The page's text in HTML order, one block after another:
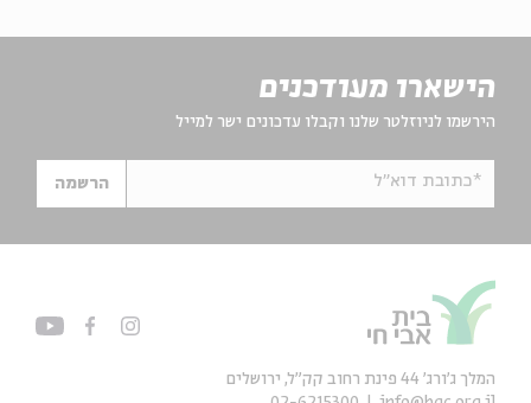
הישארו מעודכנים
הירשמו לניוזלטר שלנו וקבלו עדכונים ישר למייל
*כתובת דוא"ל הרשמה
המלך ג'ורג' 44 פינת רחוב קק״ל, ירושלים